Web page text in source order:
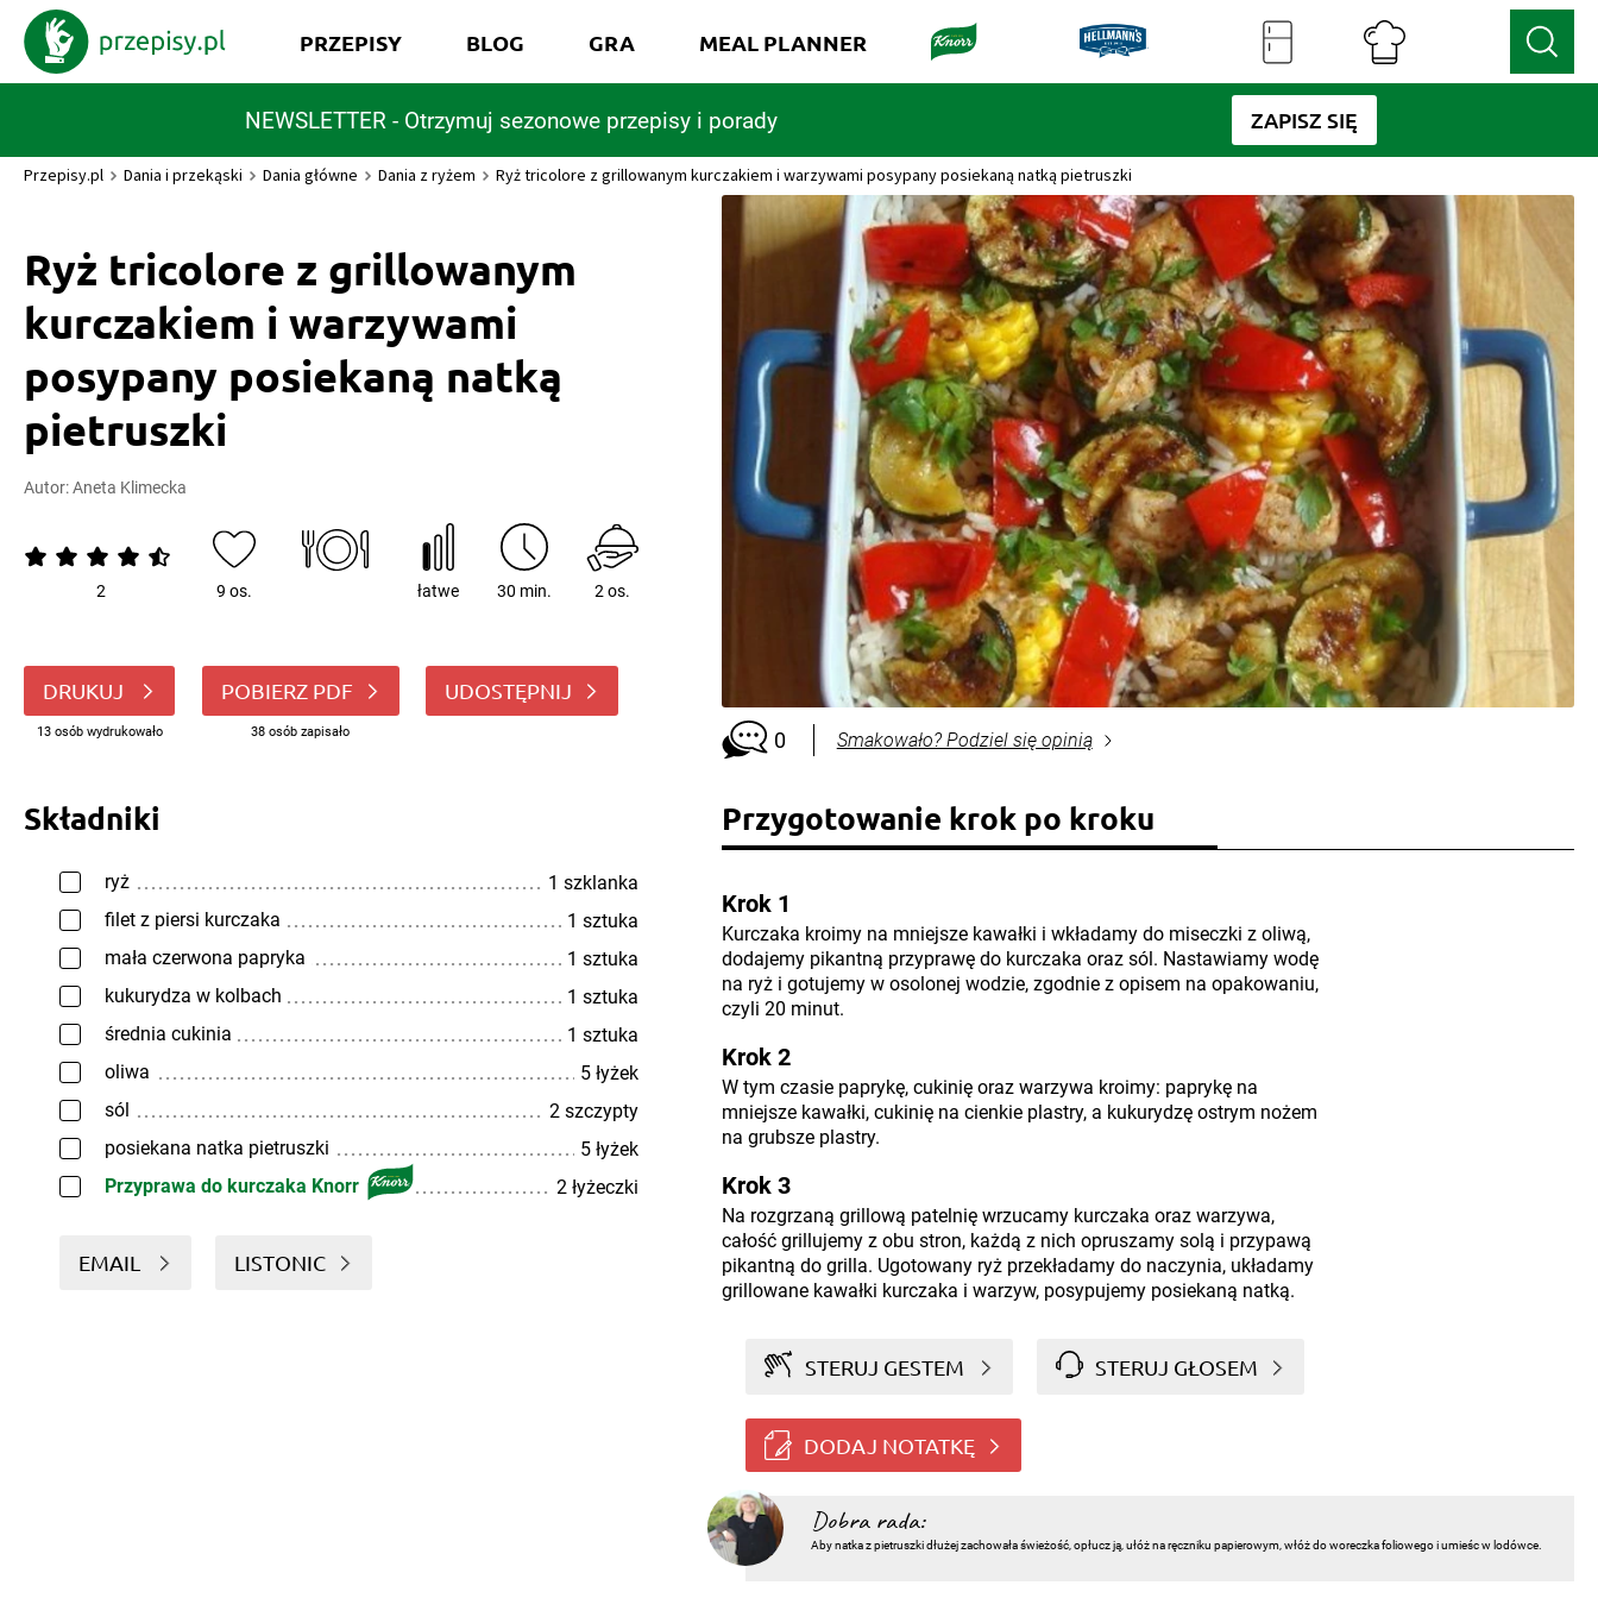
NEWSLETTER - Otrzymuj sezonowe przepisy i porady ZAPISZ SIĘ
PRZEPISY BLOG GRA MEAL PLANNER
Przepisy.pl Dania i przekąski Dania główne Dania z ryżem Ryż tricolore z grillowanym kurczakiem i warzywami posypany posiekaną natką pietruszki
Ryż tricolore z grillowanym
kurczakiem i warzywami
posypany posiekaną natką
pietruszki
Autor:Aneta Klimecka
2 9 os. łatwe 30 min. 2 os.
DRUKUJ
13 osób wydrukowało
POBIERZ PDF
38 osób zapisało
UDOSTĘPNIJ
0
Smakowało? Podziel się opinią
Składniki
ryż
1 szklanka
filet z piersi kurczaka
1 sztuka
mała czerwona papryka
1 sztuka
kukurydza w kolbach
1 sztuka
średnia cukinia
1 sztuka
oliwa
5 łyżek
sól
2 szczypty
posiekana natka pietruszki
5 łyżek
Przyprawa do kurczaka Knorr
2 łyżeczki
EMAIL LISTONIC
Przygotowanie krok po kroku
Krok 1
Kurczaka kroimy na mniejsze kawałki i wkładamy do miseczki z oliwą,
dodajemy pikantną przyprawę do kurczaka oraz sól. Nastawiamy wodę
na ryż i gotujemy w osolonej wodzie, zgodnie z opisem na opakowaniu,
czyli 20 minut.
Krok 2
W tym czasie paprykę, cukinię oraz warzywa kroimy: paprykę na
mniejsze kawałki, cukinię na cienkie plastry, a kukurydzę ostrym nożem
na grubsze plastry.
Krok 3
Na rozgrzaną grillową patelnię wrzucamy kurczaka oraz warzywa,
całość grillujemy z obu stron, każdą z nich opruszamy solą i przypawą
pikantną do grilla. Ugotowany ryż przekładamy do naczynia, układamy
grillowane kawałki kurczaka i warzyw, posypujemy posiekaną natką.
STERUJ GESTEM STERUJ GŁOSEM
DODAJ NOTATKĘ
Dobra rada:
Aby natka z pietruszki dłużej zachowała świeżość, opłucz ją, ułóż na ręczniku papierowym, włóż do woreczka foliowego i umieśc w lodówce.